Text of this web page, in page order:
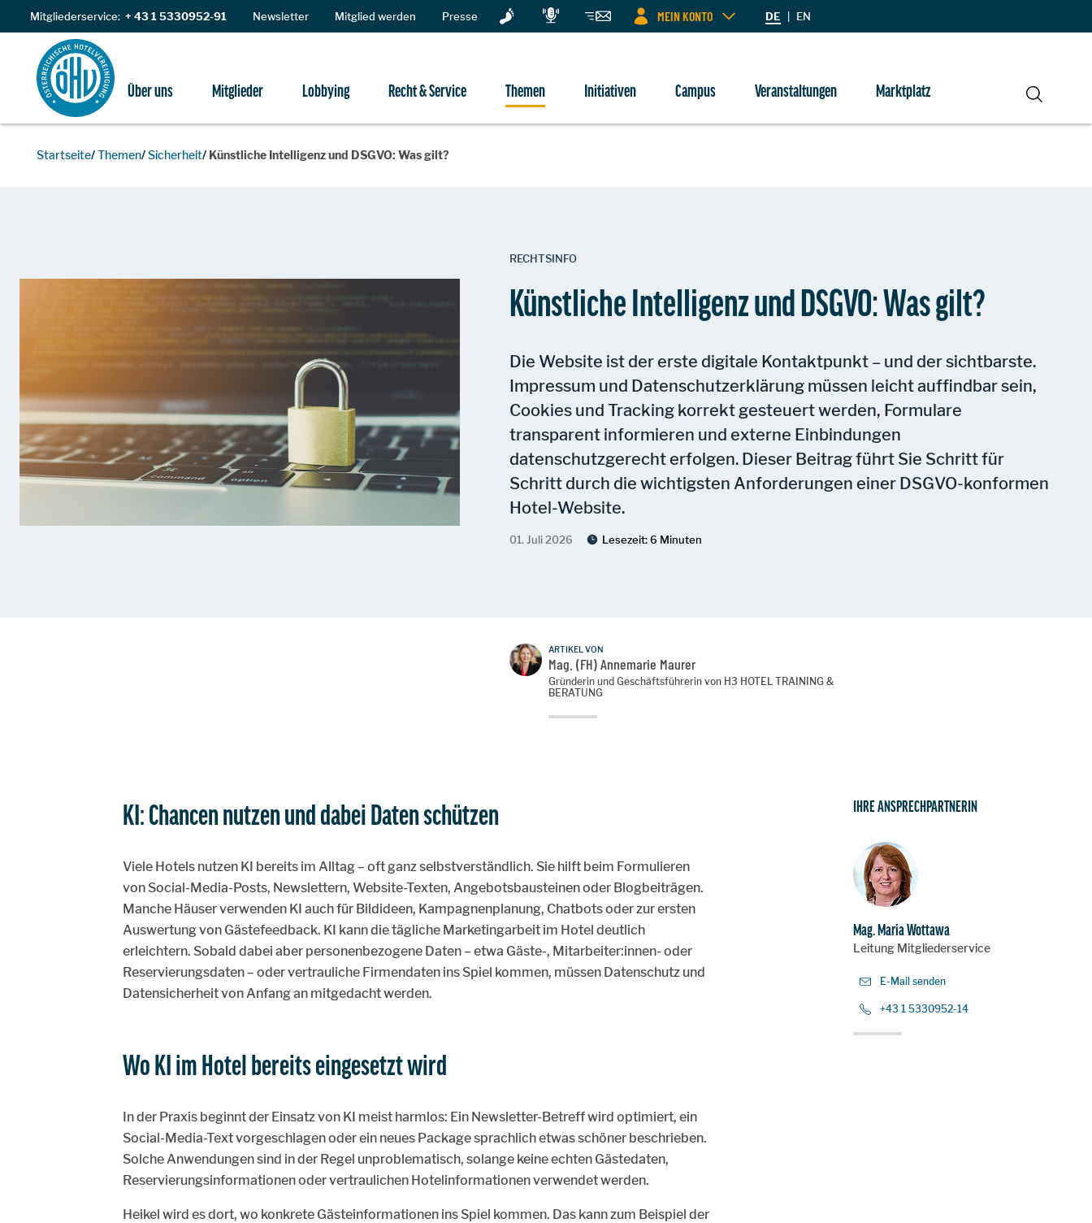
Zum Inhalt
Mitgliederservice: + 43 1 5330952-91 Newsletter Mitglied werden Presse MEIN KONTO DE | EN
Über uns Mitglieder Lobbying Recht & Service Themen Initiativen Campus Veranstaltungen
Marktplatz
Suche
Startseite Themen Sicherheit Künstliche Intelligenz und DSGVO: Was gilt?
RECHTSINFO
Künstliche Intelligenz und DSGVO: Was gilt?
Die Website ist der erste digitale Kontaktpunkt – und der sichtbarste.
Impressum und Datenschutzerklärung müssen leicht auffindbar sein,
Cookies und Tracking korrekt gesteuert werden, Formulare
transparent informieren und externe Einbindungen
datenschutzgerecht erfolgen. Dieser Beitrag führt Sie Schritt für
Schritt durch die wichtigsten Anforderungen einer DSGVO-konformen
Hotel-Website.
01. Juli 2026 Lesezeit:6 Minuten
ARTIKEL VON
Mag. (FH) Annemarie Maurer
Gründerin und Geschäftsführerin von H3 HOTEL TRAINING &
BERATUNG
KI: Chancen nutzen und dabei Daten schützen
Viele Hotels nutzen KI bereits im Alltag – oft ganz selbstverständlich. Sie hilft beim Formulieren
von Social-Media-Posts, Newslettern, Website-Texten, Angebotsbausteinen oder Blogbeiträgen.
Manche Häuser verwenden KI auch für Bildideen, Kampagnenplanung, Chatbots oder zur ersten
Auswertung von Gästefeedback. KI kann die tägliche Marketingarbeit im Hotel deutlich
erleichtern. Sobald dabei aber personenbezogene Daten – etwa Gäste-, Mitarbeiter:innen- oder
Reservierungsdaten – oder vertrauliche Firmendaten ins Spiel kommen, müssen Datenschutz und
Datensicherheit von Anfang an mitgedacht werden.
Wo KI im Hotel bereits eingesetzt wird
In der Praxis beginnt der Einsatz von KI meist harmlos: Ein Newsletter-Betreff wird optimiert, ein
Social-Media-Text vorgeschlagen oder ein neues Package sprachlich etwas schöner beschrieben.
Solche Anwendungen sind in der Regel unproblematisch, solange keine echten Gästedaten,
Reservierungsinformationen oder vertraulichen Hotelinformationen verwendet werden.
Heikel wird es dort, wo konkrete Gästeinformationen ins Spiel kommen. Das kann zum Beispiel der
IHRE ANSPRECHPARTNERIN
Mag. Maria Wottawa
Leitung Mitgliederservice
E-Mail senden
+43 1 5330952-14